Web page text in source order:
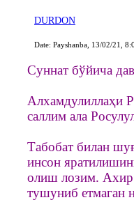
DURDON
Date: Payshanba, 13/02/21,
Суннат бўйича
Алхамдулиллаҳи
саллим ала
Табобат билан
инсон
олиш лозим. Ахир
тушуниб етмаган